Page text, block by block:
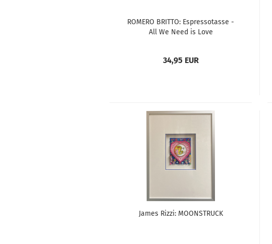
ROMERO BRITTO: Espressotasse -
All We Need is Love
34,95 EUR
James Rizzi: MOONSTRUCK